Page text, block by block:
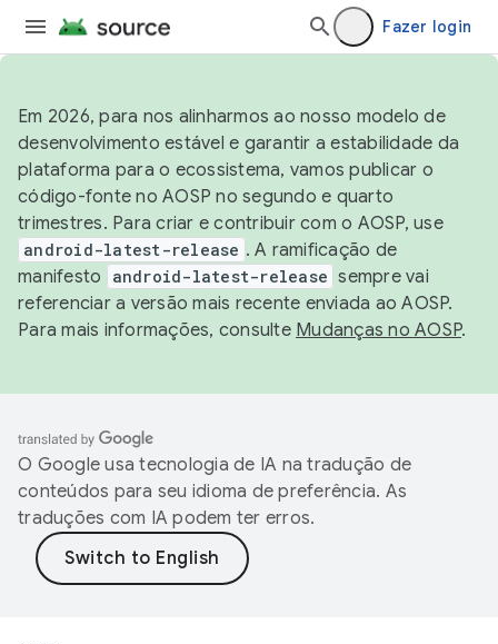
Fazer login
Em 2026, para nos alinharmos ao nosso modelo de
desenvolvimento estável e garantir a estabilidade da
plataforma para o ecossistema, vamos publicar o
código-fonte no AOSP no segundo e quarto
trimestres. Para criar e contribuir com o AOSP, use
android-latest-release . A ramificação de
manifesto
android-latest-release sempre vai
referenciar a versão mais recente enviada ao AOSP.
Para mais informações, consulte Mudanças no AOSP.
O Google usa tecnologia de IA na tradução de
conteúdos para seu idioma de preferência. As
traduções com IA podem ter erros.